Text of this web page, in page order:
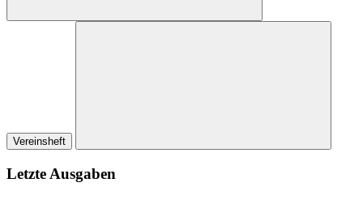
Vereinsheft
Letzte Ausgaben